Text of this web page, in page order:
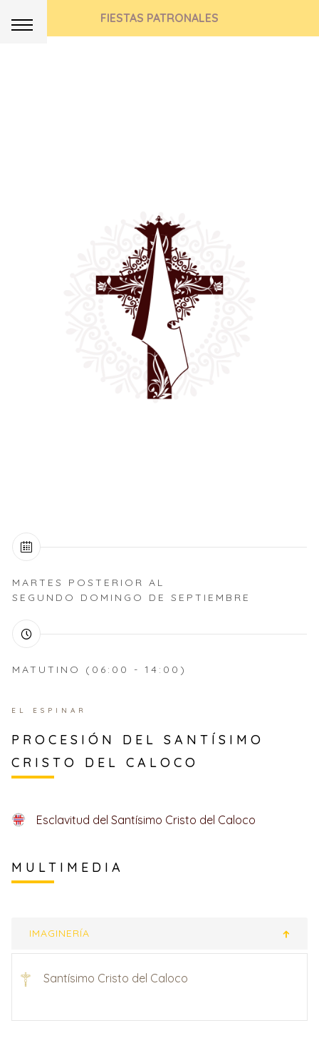
FIESTAS PATRONALES
MARTES POSTERIOR AL
SEGUNDO DOMINGO DE SEPTIEMBRE
MATUTINO (06:00 - 14:00)
EL ESPINAR
PROCESIÓN DEL SANTÍSIMO
CRISTO DEL CALOCO
Esclavitud del Santísimo Cristo del Caloco
MULTIMEDIA
IMAGINERÍA
Santísimo Cristo del Caloco